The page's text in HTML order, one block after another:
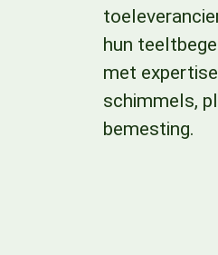
hun
met
schimmels,
bemesting.